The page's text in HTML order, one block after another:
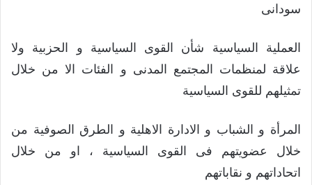
سودانى
العملية السياسية شأن القوى السياسية و الحزبية ولا
علاقة لمنظمات المجتمع المدنى و الفئات الا من خلال
تمثيلهم للقوى السياسية
المرأة و الشباب و الادارة الاهلية و الطرق الصوفية من
خلال عضويتهم فى القوى السياسية ، او من خلال
اتحاداتهم و نقاباتهم